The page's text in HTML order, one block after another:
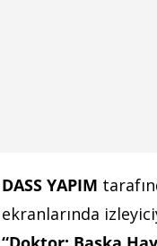
DASS YAPIM
ekranlarında